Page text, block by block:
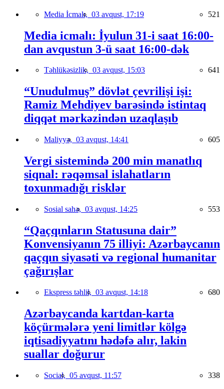
Media İcmalı, 03 avqust, 17:19 521
Media icmalı: İyulun 31-i saat 16:00-
dan avqustun 3-ü saat 16:00-dək
Təhlükəsizlik, 03 avqust, 15:03 641
“Unudulmuş” dövlət çevrilişi işi:
Ramiz Mehdiyev barəsində istintaq
diqqət mərkəzindən uzaqlaşıb
Maliyyə, 03 avqust, 14:41 605
Vergi sistemində 200 min manatlıq
siqnal: rəqəmsal islahatların
toxunmadığı risklər
Sosial sahə, 03 avqust, 14:25 553
“Qaçqınların Statusuna dair”
Konvensiyanın 75 illiyi: Azərbaycanın
qaçqın siyasəti və regional humanitar
çağırışlar
Ekspress təhlil, 03 avqust, 14:18 680
Azərbaycanda kartdan-karta
köçürmələrə yeni limitlər kölgə
iqtisadiyyatını hədəfə alır, lakin
suallar doğurur
Social, 05 avqust, 11:57 338